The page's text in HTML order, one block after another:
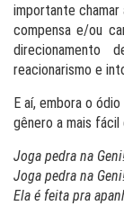
importante
compensa e/ou
direcionamento
reacionarismo e
E aí, embora o
gênero a mais fácil
Joga pedra na
Joga pedra na
Ela é feita pra